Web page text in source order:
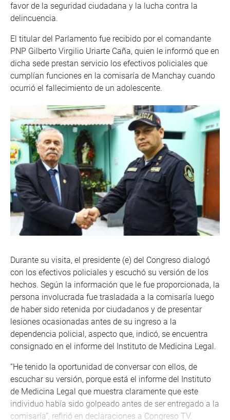
favor de la seguridad ciudadana y la lucha contra la
delincuencia.
El titular del Parlamento fue recibido por el comandante
PNP Gilberto Virgilio Uriarte Caña, quien le informó que en
dicha sede prestan servicio los efectivos policiales que
cumplían funciones en la comisaría de Manchay cuando
ocurrió el fallecimiento de un adolescente.
Durante su visita, el presidente (e) del Congreso dialogó
con los efectivos policiales y escuchó su versión de los
hechos. Según la información que le fue proporcionada, la
persona involucrada fue trasladada a la comisaría luego
de haber sido retenida por ciudadanos y de presentar
lesiones ocasionadas antes de su ingreso a la
dependencia policial, aspecto que, indicó, se encuentra
consignado en el informe del Instituto de Medicina Legal.
“He tenido la oportunidad de conversar con ellos, de
escuchar su versión, porque está el informe del Instituto
de Medicina Legal que muestra claramente que este
individuo había sido golpeado antes de ser entregado a la
comisaría”, refirió en declaraciones a Congreso TV.